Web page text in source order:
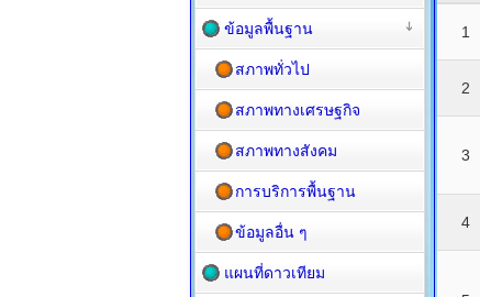
1
2
3
4
ข้อมูลพื้นฐาน
สภาพทั่วไป
สภาพทางเศรษฐกิจ
สภาพทางสังคม
การบริการพื้นฐาน
ข้อมูลอื่น ๆ
แผนที่ดาวเทียม